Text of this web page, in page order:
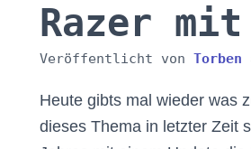
Razer
Veröffentlicht von Torben
Heute gibts mal wieder was
dieses Thema in letzter Zeit